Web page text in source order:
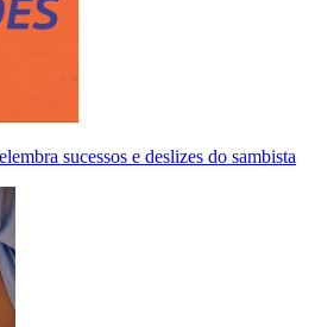
sucessos e deslizes do sambista